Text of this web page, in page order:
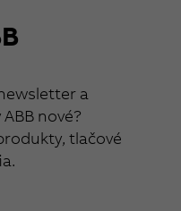
a
nové?
tlačové